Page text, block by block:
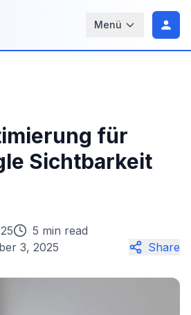
Menü
für
Sichtbarkeit
5 min read
3, 2025 Share